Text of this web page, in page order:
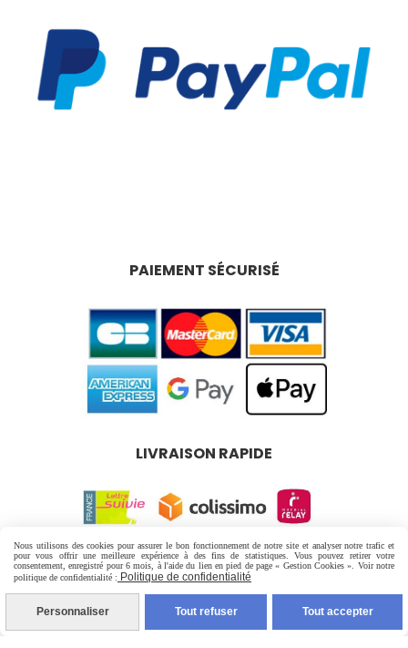
PAIEMENT SÉCURISÉ
LIVRAISON RAPIDE
Mentions Légales
Conditions générales de vente
Politique de confidentialité
Gestion cookies
Nous utilisons des cookies pour assurer le bon fonctionnement de notre site et analyser notre trafic et
pour vous offrir une meilleure expérience à des fins de statistiques. Vous pouvez retirer votre
consentement, enregistré pour 6 mois, à l'aide du lien en pied de page « Gestion Cookies ». Voir notre
politique de confidentialité : Politique de confidentialité
Personnaliser Tout refuser Tout accepter